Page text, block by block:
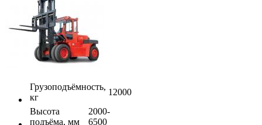
Грузоподъёмность,
кг
12000
Высота
подъёма, мм
2000-
6500